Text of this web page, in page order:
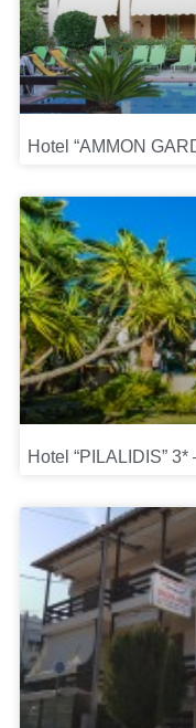
Hotel “AMMON
Hotel “PILALIDIS”